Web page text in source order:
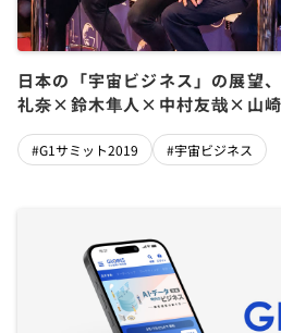
日本の「宇宙ビジネス」の展望
礼奈×鈴木隼人×中村友哉×山
#G1サミット2019 #宇宙ビジネス